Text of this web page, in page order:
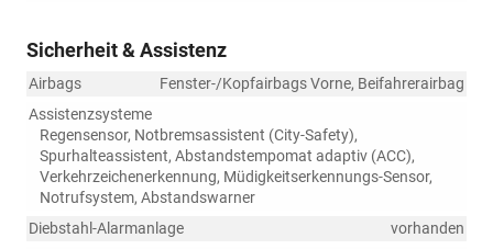
Sicherheit & Assistenz
Airbags
Fenster-/Kopfairbags Vorne, Beifahrerairbag
Assistenzsysteme
Regensensor, Notbremsassistent (City-Safety),
Spurhalteassistent, Abstandstempomat adaptiv (ACC),
Verkehrzeichenerkennung, Müdigkeitserkennungs-Sensor,
Notrufsystem, Abstandswarner
Diebstahl-Alarmanlage
vorhanden